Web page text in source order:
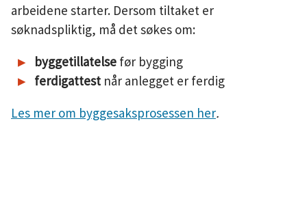
arbeidene starter. Dersom tiltaket er
søknadspliktig, må det søkes om:
byggetillatelse før bygging
ferdigattest når anlegget er ferdig
Les mer om byggesaksprosessen her.